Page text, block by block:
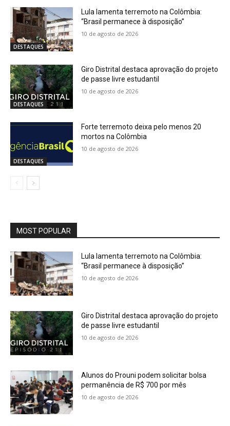
DESTAQUES
Lula lamenta terremoto na Colômbia:
“Brasil permanece à disposição”
10 de agosto de 2026
DESTAQUES
Giro Distrital destaca aprovação do projeto
de passe livre estudantil
10 de agosto de 2026
DESTAQUES
Forte terremoto deixa pelo menos 20
mortos na Colômbia
10 de agosto de 2026
MOST POPULAR
Lula lamenta terremoto na Colômbia:
“Brasil permanece à disposição”
10 de agosto de 2026
Giro Distrital destaca aprovação do projeto
de passe livre estudantil
10 de agosto de 2026
Alunos do Prouni podem solicitar bolsa
permanência de R$ 700 por mês
10 de agosto de 2026